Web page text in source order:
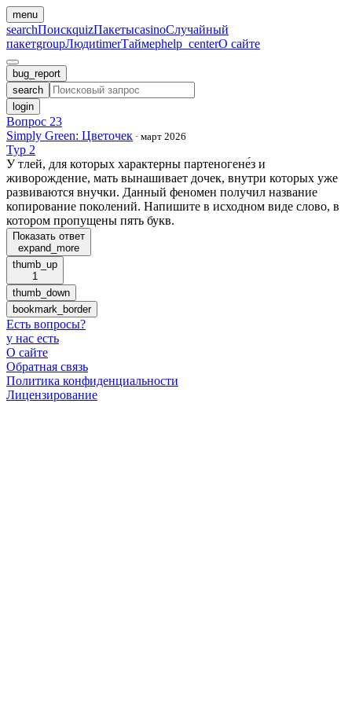
menu
searchПоискquizПакетыcasinoСлучайный
пакетgroupЛюдиtimerТаймерhelp_centerО сайте
bug_report
search
login
Вопрос 23
Simply Green: Цветочек · март 2026
Тур 2
У тлей, для которых характерны партеногене́з и
живорождение, мать вынашивает дочек, внутри которых уже
развиваются внучки. Данный феномен получил название
копирование поколений. Напишите в исходном виде слово, в
котором пропущены пять букв.
Показать ответ
expand_more
thumb_up
1
thumb_down
bookmark_border
Есть вопросы?
у нас есть
О сайте
Обратная связь
Политика конфиденциальности
Лицензирование